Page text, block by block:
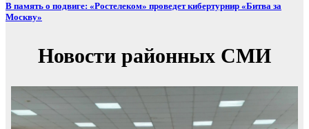
В память о подвиге: «Ростелеком» проведет кибертурнир «Битва за
Москву»